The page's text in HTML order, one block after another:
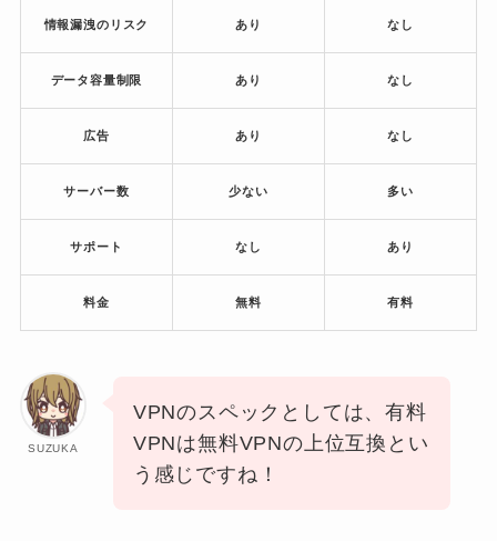
情報漏洩のリスク あり なし
データ容量制限 あり なし
広告 あり なし
サーバー数 少ない 多い
サポート なし あり
料金 無料 有料
SUZUKA
VPNのスペックとしては、有料
VPNは無料VPNの上位互換とい
う感じですね！